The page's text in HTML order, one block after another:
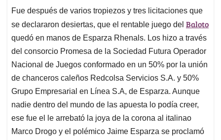
Fue después de varios tropiezos y tres licitaciones que
se declararon desiertas, que el rentable juego del Baloto
quedó en manos de Esparza Rhenals. Los hizo a través
del consorcio Promesa de la Sociedad Futura Operador
Nacional de Juegos conformado en un 50% por la unión
de chanceros caleños Redcolsa Servicios S.A. y 50%
Grupo Empresarial en Línea S.A, de Esparza. Aunque
nadie dentro del mundo de las apuesta lo podía creer,
ese fue el le arrebató la joya de la corona al italinao
Marco Drogo y el polémico Jaime Esparza se proclamó